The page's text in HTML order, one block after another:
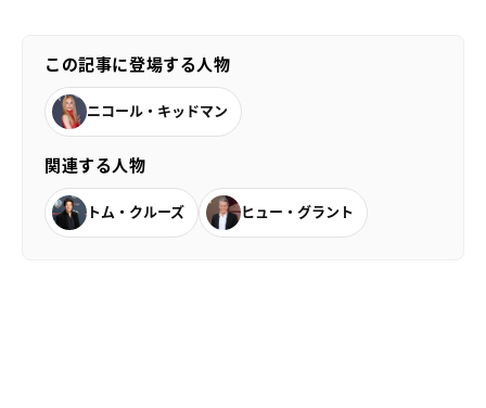
この記事に登場する人物
ニコール・キッドマン
関連する人物
トム・クルーズ ヒュー・グラント